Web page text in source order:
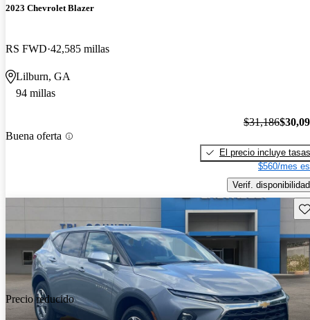
2023 Chevrolet Blazer
RS FWD 42,585 millas
Lilburn, GA
94 millas
Buena oferta
$31,186
El precio incluye tasas
$560/mes
Verif. disponibilidad
Precio reducido